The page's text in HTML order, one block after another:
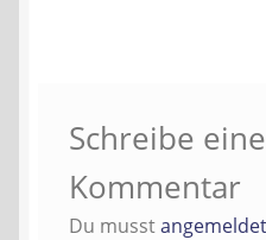
Widerrufsbelehrung
Datenschutzerklärung
Schreibe
Kommentar
Du musstangemeldet